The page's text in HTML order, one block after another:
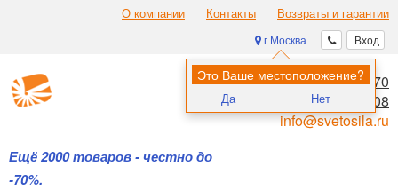
О компании Контакты Возвраты и гарантии
Вход
г Москва
Это Ваше местоположение?
Да Нет
Ещё 2000 товаров - честно до
-70%.
8 (495) 970-00-70
8 (800) 700-11-08
info@svetosila.ru